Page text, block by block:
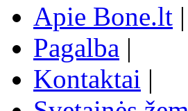
Apie Bone.lt |
Pagalba |
Kontaktai |